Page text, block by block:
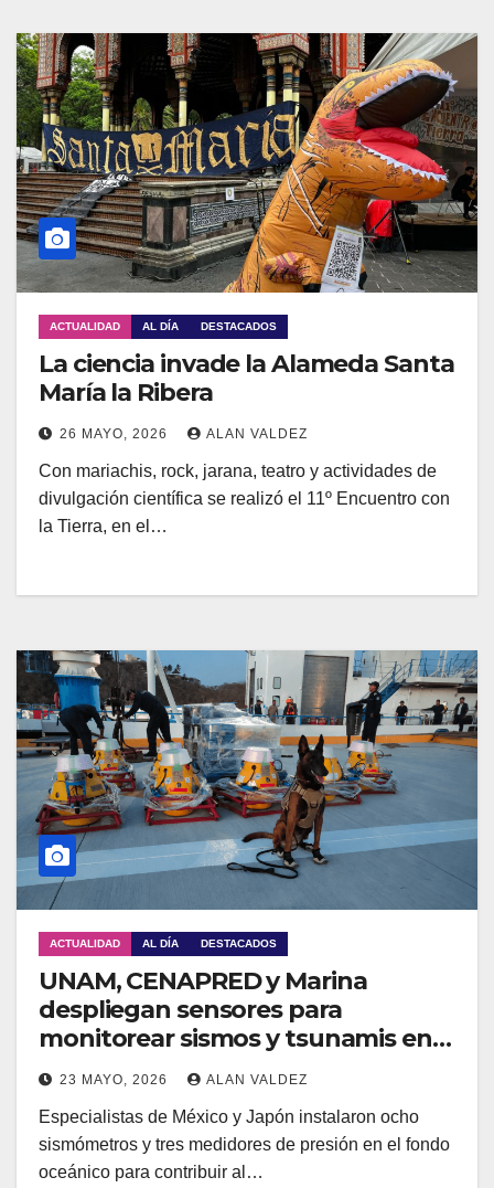
ACTUALIDAD AL DÍA DESTACADOS
La ciencia invade la Alameda Santa
María la Ribera
26 MAYO, 2026 ALAN VALDEZ
Con mariachis, rock, jarana, teatro y actividades de
divulgación científica se realizó el 11º Encuentro con
la Tierra, en el…
ACTUALIDAD AL DÍA DESTACADOS
UNAM, CENAPRED y Marina
despliegan sensores para
monitorear sismos y tsunamis en
el fondo oceánico
23 MAYO, 2026 ALAN VALDEZ
Especialistas de México y Japón instalaron ocho
sismómetros y tres medidores de presión en el fondo
oceánico para contribuir al…